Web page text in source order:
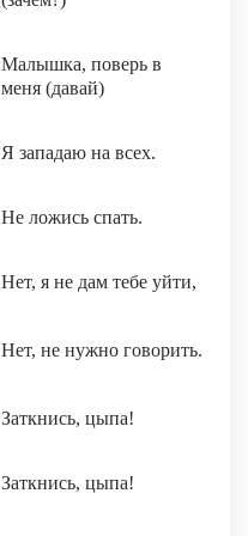
Малышка, поверь в
меня (давай)
Я западаю на всех.
Не ложись спать.
Нет, я не дам тебе уйти,
Нет, не нужно говорить.
Заткнись, цыпа!
Заткнись, цыпа!